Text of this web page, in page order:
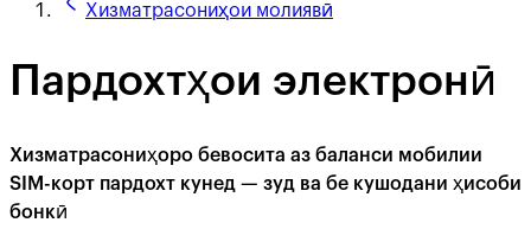
Хизматрасониҳои молиявӣ
Пардохтҳои электронӣ
Хизматрасониҳоро бевосита аз баланси мобилии
SIM-корт пардохт кунед — зуд ва бе кушодани ҳисоби
бонкӣ